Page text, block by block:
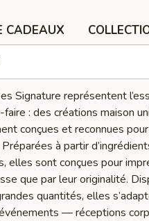
CADEAUX
Signature représentent
: des créations maison
conçues et reconnues
à partir
elles sont conçues pour
que par leur originalité.
quantités, elles
— réceptions